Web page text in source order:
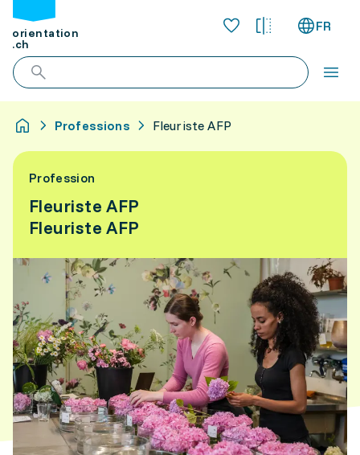
orientation
.ch
FR
Professions Fleuriste AFP
Profession
Fleuriste AFP
Fleuriste AFP